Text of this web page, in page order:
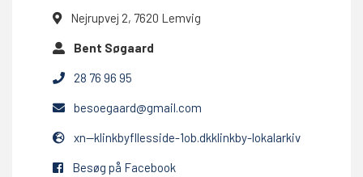
Nejrupvej 2, 7620 Lemvig
Bent Søgaard
28 76 96 95
besoegaard@gmail.com
xn--klinkbyfllesside-1ob.dkklinkby-lokalarkiv
Besøg på Facebook